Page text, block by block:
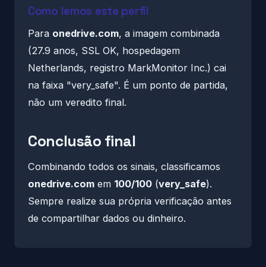
Como lemos este perfil
Para onedrive.com, a imagem combinada
(27.9 anos, SSL OK, hospedagem
Netherlands, registro MarkMonitor Inc.) cai
na faixa "very_safe". É um ponto de partida,
não um veredito final.
Conclusão final
Combinando todos os sinais, classificamos
onedrive.com em 100/100 (very_safe).
Sempre realize sua própria verificação antes
de compartilhar dados ou dinheiro.